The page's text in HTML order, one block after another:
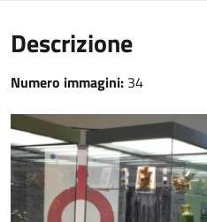
Descrizione
Numero immagini: 34